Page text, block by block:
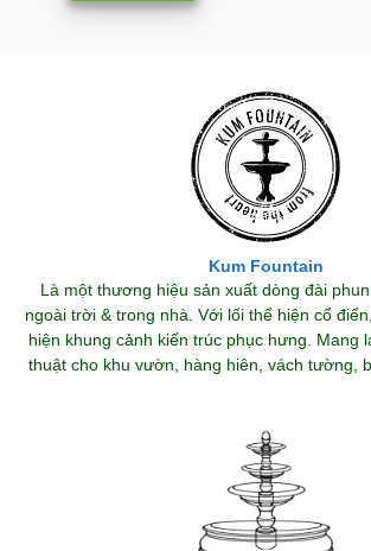
Kum Fountain
Là một thương hiệu sản xuất dòng đài
ngoài trời & trong nhà. Với lối thể hiện cổ
hiện khung cảnh kiến trúc phục hưng. Mang
thuật cho khu vườn, hàng hiên, vách tường,